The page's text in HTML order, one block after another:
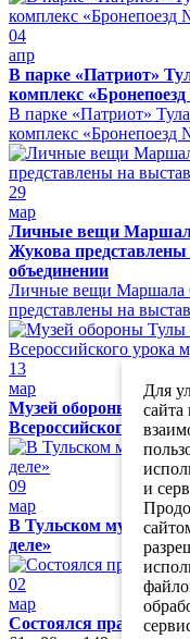
04
апр
В парке «Патриот»
комплекс
В парке «Патриот»
комплекс «Бронепоезд
29
мар
Личные вещи
Жукова
объединении
Личные вещи Маршала
представлены на
13
мар
Музей обороны Тулы
Всероссийского
09
мар
В Тульском музейном
деле»
02
мар
Состоялся праздник
Для
сайта
и